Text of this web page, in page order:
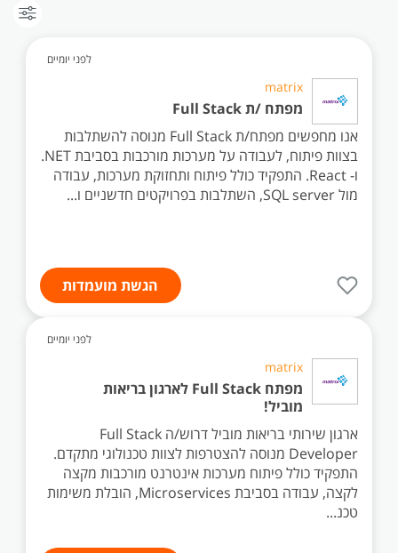
לפני יומיים
matrix
מפתח /ת Full Stack
אנו מחפשים מפתח/ת Full Stack מנוסה להשתלבות
בצוות פיתוח, לעבודה על מערכות מורכבות בסביבת NET.
ו- React. התפקיד כולל פיתוח ותחזוקת מערכות, עבודה
מול SQL server, השתלבות בפרויקטים חדשניים ו...
הגשת מועמדות
לפני יומיים
matrix
מפתח Full Stack לארגון בריאות
מוביל!
ארגון שירותי בריאות מוביל דרוש/ה Full Stack
Developer מנוסה להצטרפות לצוות טכנולוגי מתקדם.
התפקיד כולל פיתוח מערכות אינטרנט מורכבות מקצה
לקצה, עבודה בסביבת Microservices, הובלת משימות
טכנ...